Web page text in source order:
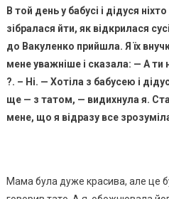
В той день у бабусі і дідуся
зібралася йти, як відкрилася
до Вакуленко прийшла. Я їх
мене уважніше і сказала: — А
?. – Ні. — Хотіла з бабусею і
ще — з татом, — видихнула я.
мене, що я відразу все
Мама була дуже красива, але це